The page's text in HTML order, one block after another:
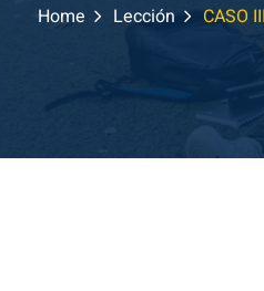
Home Lección CASO